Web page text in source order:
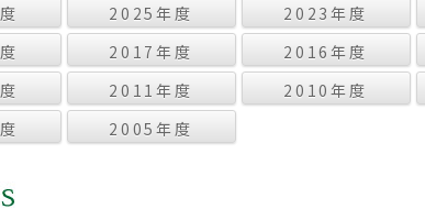
2025年度 2023年度
2017年度 2016年度
2011年度 2010年度
2005年度